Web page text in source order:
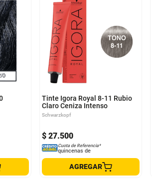
Tinte Igora Royal 8-11 Rubio
Claro Ceniza Intenso
Schwarzkopf
$ 27.500
Cuota de Referencia*
quincenas de
AGREGAR